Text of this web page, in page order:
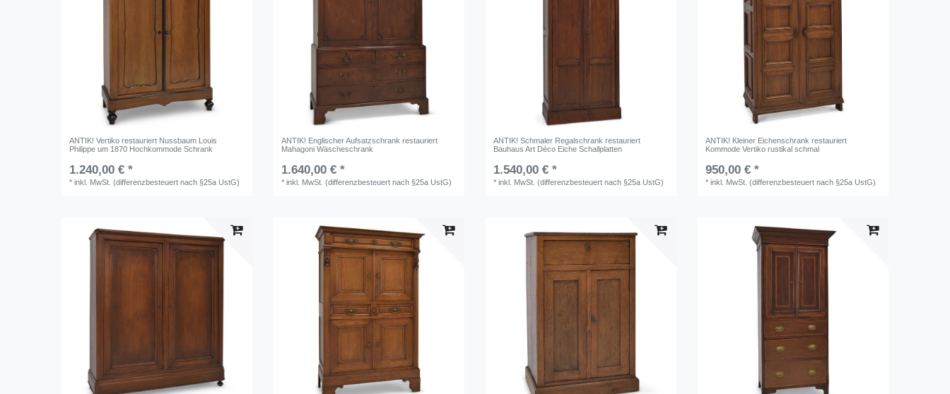
ANTIK! Vertiko restauriert Nussbaum Louis
Philippe um 1870 Hochkommode Schrank
1.240,00 € *
*inkl. MwSt. (differenzbesteuert nach §25a UstG)
ANTIK! Englischer Aufsatzschrank restauriert
Mahagoni Wäscheschrank
1.640,00 € *
*inkl. MwSt. (differenzbesteuert nach §25a UstG)
ANTIK! Schmaler Regalschrank restauriert
Bauhaus Art Déco Eiche Schallplatten
1.540,00 € *
*inkl. MwSt. (differenzbesteuert nach §25a UstG)
ANTIK! Kleiner Eichenschrank restauriert
Kommode Vertiko rustikal schmal
950,00 € *
*inkl. MwSt. (differenzbesteuert nach §25a UstG)